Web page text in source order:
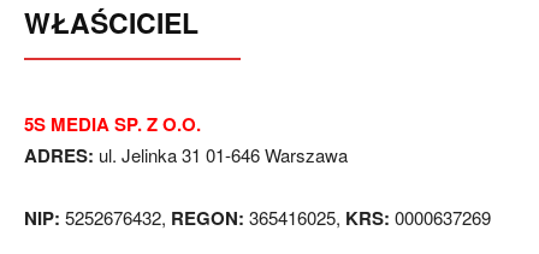
WŁAŚCICIEL
5S MEDIA SP. Z O.O.
ADRES: ul. Jelinka 31 01-646 Warszawa
NIP: 5252676432, REGON: 365416025, KRS: 0000637269